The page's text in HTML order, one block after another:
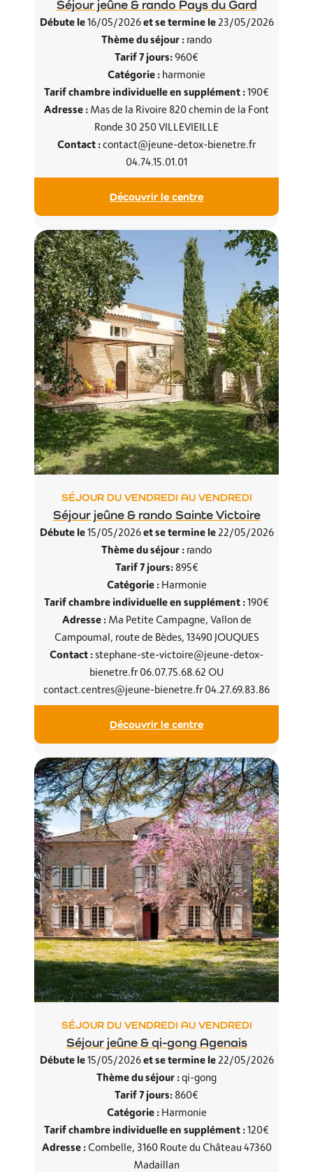
Séjour jeûne & rando Pays du Gard
Débute le16/05/2026et se termine le23/05/2026
Thème du séjour : rando
Tarif 7 jours:960€
Catégorie : harmonie
Tarif chambre individuelle en supplément :190€
Adresse : Mas de la Rivoire 820 chemin de la Font
Ronde 30 250 VILLEVIEILLE
Contact :contact@jeune-detox-bienetre.fr
04.74.15.01.01
Découvrir le centre
SÉJOUR DU VENDREDI AU VENDREDI
Séjour jeûne & rando Sainte Victoire
Débute le15/05/2026et se termine le22/05/2026
Thème du séjour : rando
Tarif 7 jours:895€
Catégorie :Harmonie
Tarif chambre individuelle en supplément :190€
Adresse :Ma Petite Campagne, Vallon de
Campoumal, route de Bèdes, 13490 JOUQUES
Contact :stephane-ste-victoire@jeune-detox-
bienetre.fr 06.07.75.68.62 OU
contact.centres@jeune-bienetre.fr 04.27.69.83.86
Découvrir le centre
SÉJOUR DU VENDREDI AU VENDREDI
Séjour jeûne & qi-gong Agenais
Débute le15/05/2026et se termine le22/05/2026
Thème du séjour :qi-gong
Tarif 7 jours: 860€
Catégorie :Harmonie
Tarif chambre individuelle en supplément :120€
Adresse :Combelle, 3160 Route du Château 47360
Madaillan